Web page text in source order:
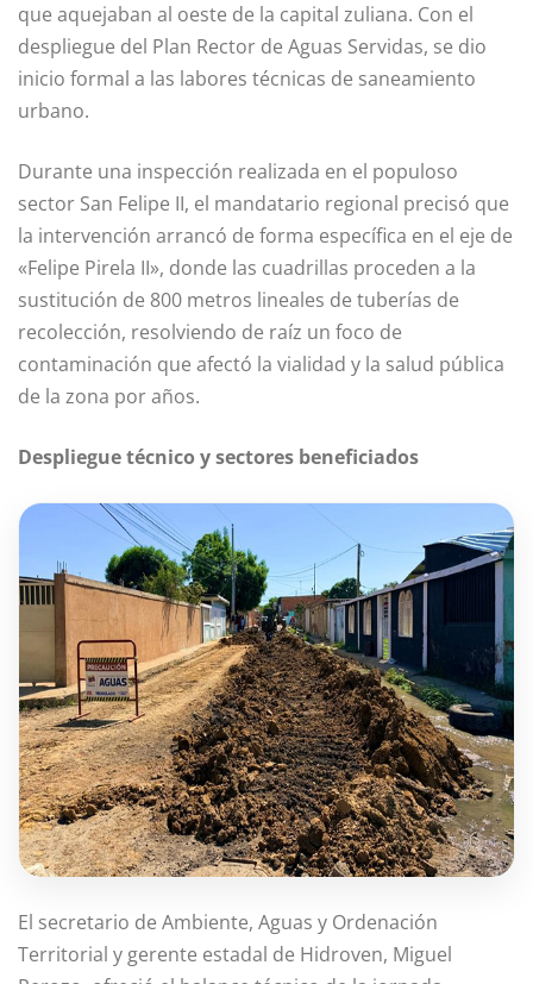
que aquejaban al oeste de la capital zuliana. Con el
despliegue del Plan Rector de Aguas Servidas, se dio
inicio formal a las labores técnicas de saneamiento
urbano.
Durante una inspección realizada en el populoso
sector San Felipe II, el mandatario regional precisó que
la intervención arrancó de forma específica en el eje de
«Felipe Pirela II», donde las cuadrillas proceden a la
sustitución de 800 metros lineales de tuberías de
recolección, resolviendo de raíz un foco de
contaminación que afectó la vialidad y la salud pública
de la zona por años.
Despliegue técnico y sectores beneficiados
El secretario de Ambiente, Aguas y Ordenación
Territorial y gerente estadal de Hidroven, Miguel